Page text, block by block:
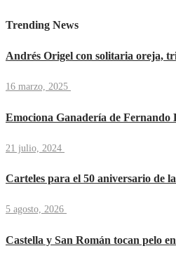
Trending News
Andrés Origel con solitaria oreja,
16 marzo, 2025
Emociona Ganadería de Fernando
21 julio, 2024
Carteles para el 50 aniversario de
5 agosto, 2026
Castella y San Román tocan pelo